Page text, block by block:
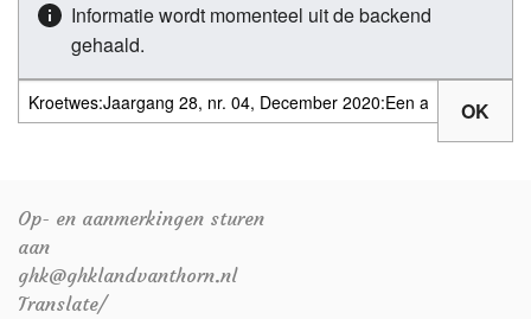
Overig
Verenigingsinfo
Informatie wordt momenteel uit de backend
gehaald.
Op- en aanmerkingen sturen
aan
ghk@ghklandvanthorn.nl
Translate/